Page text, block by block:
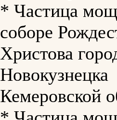
* Частица
соборе
Христова
Новокузнецка
Кемеровской